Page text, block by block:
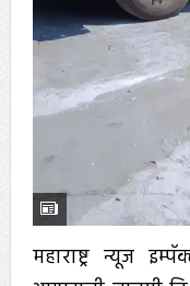
महाराष्ट्र न्यूज